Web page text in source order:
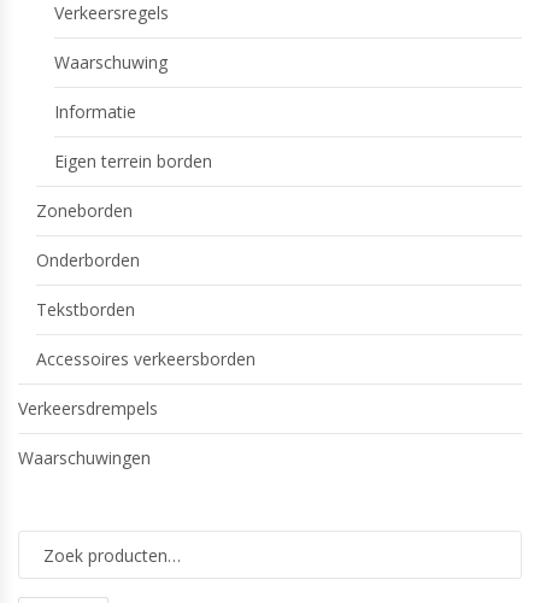
Verkeersregels
Waarschuwing
Informatie
Eigen terrein borden
Zoneborden
Onderborden
Tekstborden
Accessoires verkeersborden
Verkeersdrempels
Waarschuwingen